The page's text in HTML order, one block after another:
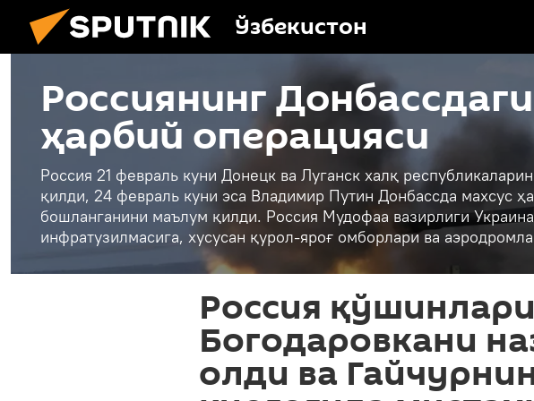
Ўзбекистон
Россиянинг
ҳарбий операцияси
Россия 21 февраль куни Донецк ва Луганск халқ
қилди, 24 февраль куни эса Владимир Путин Донбассда махсус
бошланганини маълум қилди. Россия Мудофаа вазирлиги
инфратузилмасига, хусусан қурол-яроғ омборлари ва
Россия қўшинлари
Богодаровкани
олди ва